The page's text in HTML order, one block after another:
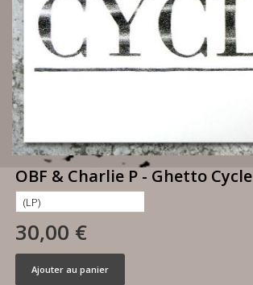
OBF & Charlie P - Ghetto Cycle
30,00 €
Ajouter au panier